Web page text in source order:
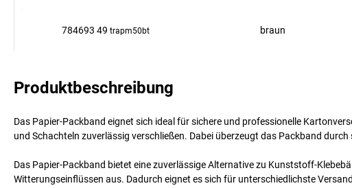
784693 49 trapm50bt braun
Produktbeschreibung
Das Papier-Packband eignet sich ideal für sichere und professionelle
und Schachteln zuverlässig verschließen. Dabei überzeugt das Packband
Das Papier-Packband bietet eine zuverlässige Alternative zu Kunststoff-
Witterungseinflüssen aus. Dadurch eignet es sich für unterschiedlichste